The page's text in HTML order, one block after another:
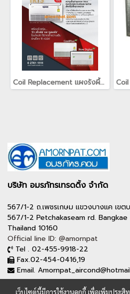
Coil Replacement แผงรังผึ้ง แผงคอยล์สำหรับเครื่องปรับอากาศเทรน TRANE(copy)(copy)(copy)
บริษัท อมรภัทรเทรดดิ้ง จำกัด
567/1-2 ถ.เพชรเกษม แขวงบางแค เขต
567/1-2 Petchakaseam rd.
Thailand 10160
Official line ID: @amornpat
Tel . 02-455-9918-22
Fax.02-454-0416,19
Email.
เว็บไซต์นี้มีการใช้งานคุกกี้ เพื่อเพิ่มประ